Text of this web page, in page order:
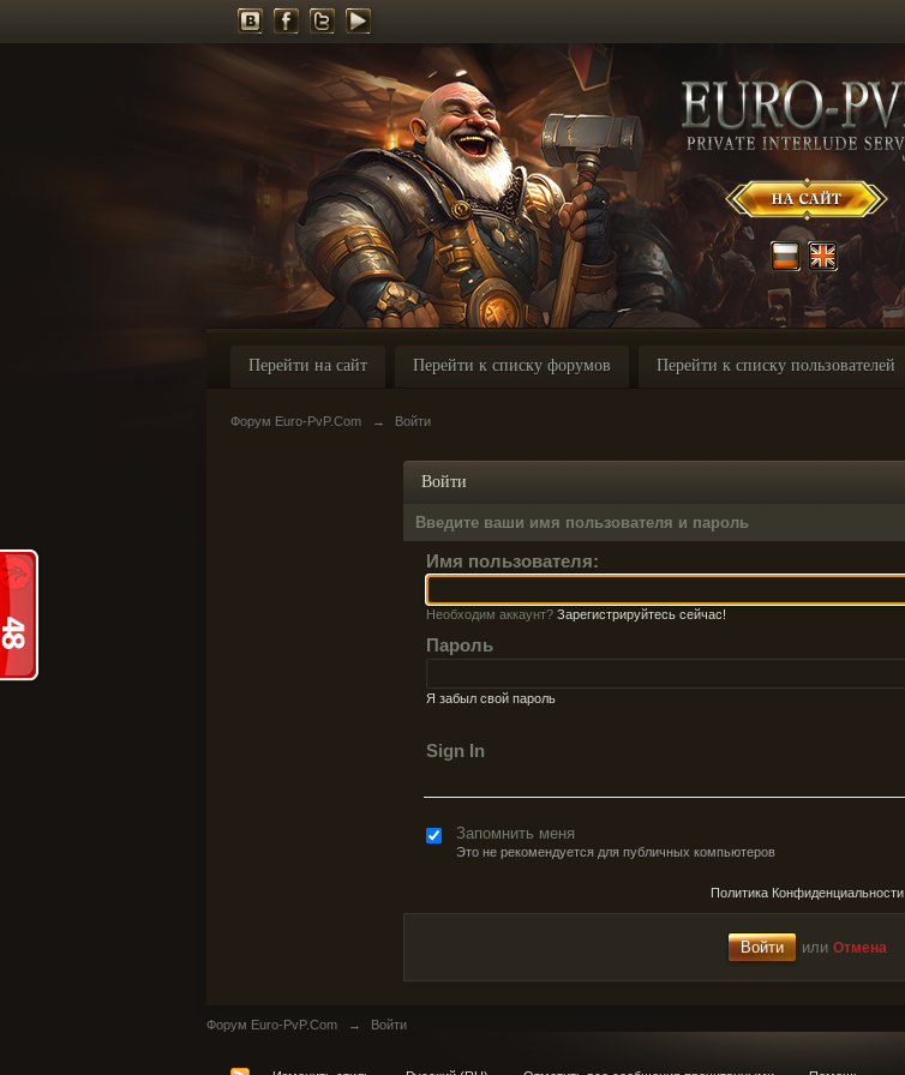
Перейти на сайт Перейти к списку форумов Перейти к списку пользователей
Форум Euro-PvP.Com → Войти
Войти
Введите ваши имя пользователя и пароль
Имя пользователя:
Необходим аккаунт? Зарегистрируйтесь сейчас!
Пароль
Я забыл свой пароль
Sign In
Запомнить меня
Это не рекомендуется для публичных компьютеров
Политика Конфиденциальности
или Отмена
Форум Euro-PvP.Com → Войти